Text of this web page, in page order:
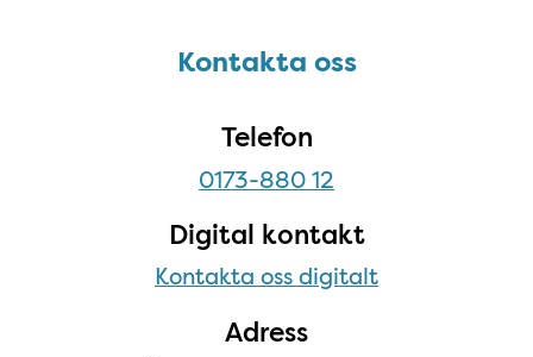
Kontakta ossKontakta oss
Telefon
0173-880 12
Digital kontakt
Kontakta oss digitalt
Adress